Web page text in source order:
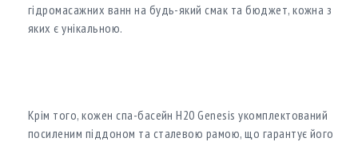
гідромасажних ванн на будь-який смак та бюджет, кожна з
яких є унікальною.
Крім того, кожен спа-басейн H20 Genesis укомплектований
посиленим піддоном та сталевою рамою, що гарантує його